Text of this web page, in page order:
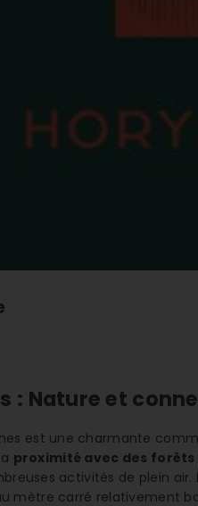
: Nature et
est une charmante
proximité avec des
activités de plein air.
mètre carré relativement